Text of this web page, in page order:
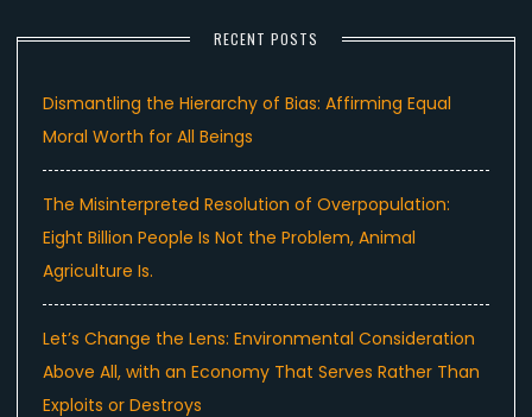
RECENT POSTS
Dismantling the Hierarchy of Bias: Affirming Equal
Moral Worth for All Beings
The Misinterpreted Resolution of Overpopulation:
Eight Billion People Is Not the Problem, Animal
Agriculture Is.
Let’s Change the Lens: Environmental Consideration
Above All, with an Economy That Serves Rather Than
Exploits or Destroys